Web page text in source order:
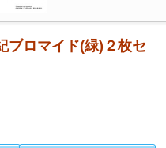
ブロマイド(緑)２枚セ